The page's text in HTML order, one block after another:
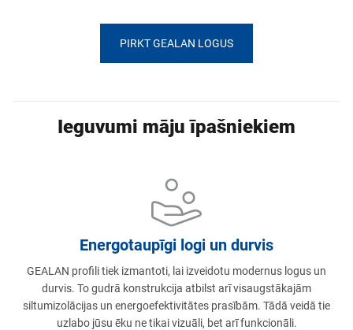
PIRKT GEALAN LOGUS
Ieguvumi māju īpašniekiem
Energotaupīgi logi un durvis
GEALAN profili tiek izmantoti, lai izveidotu modernus logus un
durvis. To gudrā konstrukcija atbilst arī visaugstākajām
siltumizolācijas un energoefektivitātes prasībām. Tādā veidā tie
uzlabo jūsu ēku ne tikai vizuāli, bet arī funkcionāli.